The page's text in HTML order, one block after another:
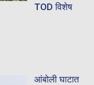
TOD विशेष
आंबोली घाटात